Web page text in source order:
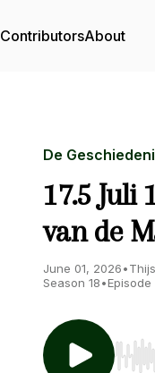
ContributorsAbout
De
17.5 Juli
van de
June 01, 2026•
Season 18•Episode
Use